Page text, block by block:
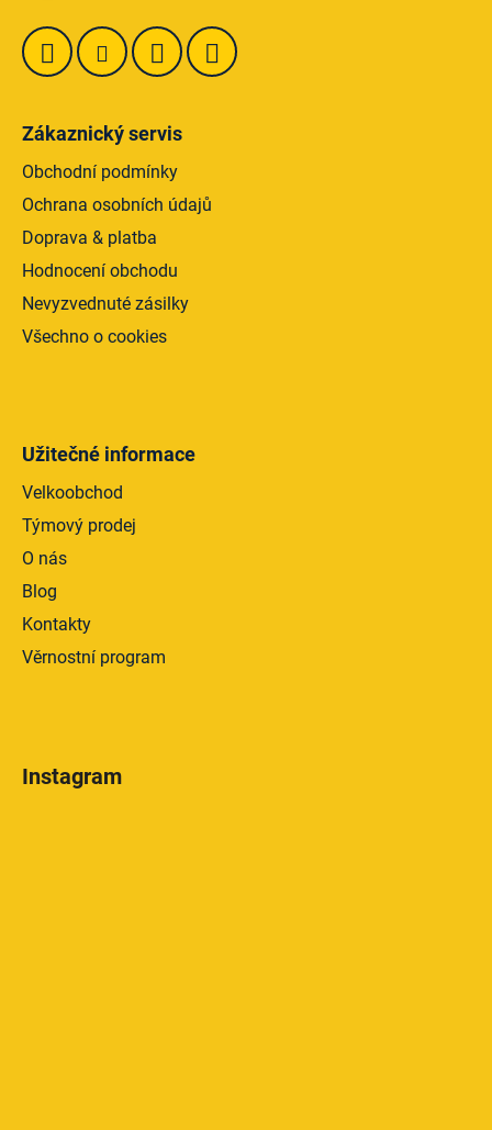
Zákaznický servis
Obchodní podmínky
Ochrana osobních údajů
Doprava & platba
Hodnocení obchodu
Nevyzvednuté zásilky
Všechno o cookies
Užitečné informace
Velkoobchod
Týmový prodej
O nás
Blog
Kontakty
Věrnostní program
Instagram